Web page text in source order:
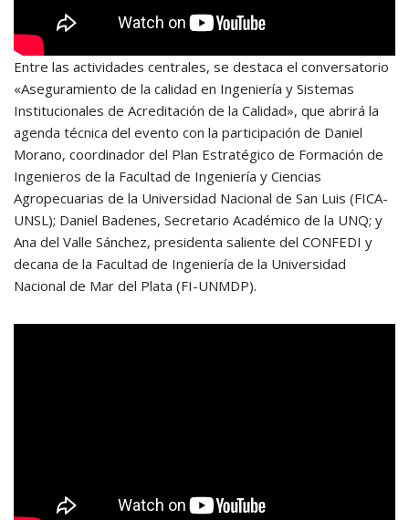
Entre las actividades centrales, se destaca el conversatorio
«Aseguramiento de la calidad en Ingeniería y Sistemas
Institucionales de Acreditación de la Calidad», que abrirá la
agenda técnica del evento con la participación de Daniel
Morano, coordinador del Plan Estratégico de Formación de
Ingenieros de la Facultad de Ingeniería y Ciencias
Agropecuarias de la Universidad Nacional de San Luis (FICA-
UNSL); Daniel Badenes, Secretario Académico de la UNQ; y
Ana del Valle Sánchez, presidenta saliente del CONFEDI y
decana de la Facultad de Ingeniería de la Universidad
Nacional de Mar del Plata (FI-UNMDP).